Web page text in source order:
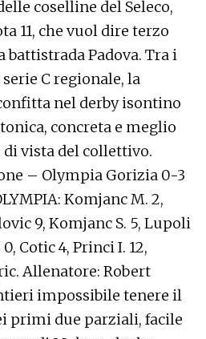
coselline del Seleco,
11, che vuol dire terzo
battistrada Padova. Tra i
C regionale, la
nel derby isontino
concreta e meglio
vista del collettivo.
– Olympia Gorizia 0-3
Komjanc M. 2,
9, Komjanc S. 5, Lupoli
Cotic 4, Princi I. 12,
Allenatore: Robert
impossibile tenere il
primi due parziali, facile